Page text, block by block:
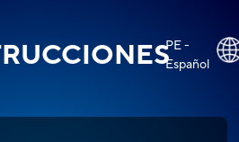
PE -
Español